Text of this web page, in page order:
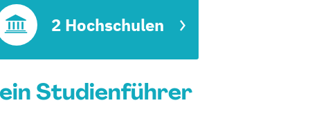
2 Hochschulen
Studienführer